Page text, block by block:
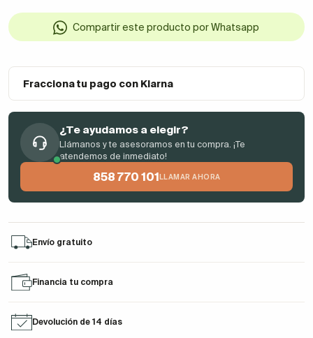
Compartir este producto por Whatsapp
Fracciona tu pago con Klarna
¿Te ayudamos a elegir?
Llámanos y te asesoramos en tu compra. ¡Te
atendemos de inmediato!
858 770 101 LLAMAR AHORA
Envío gratuito
Financia tu compra
Devolución de 14 días